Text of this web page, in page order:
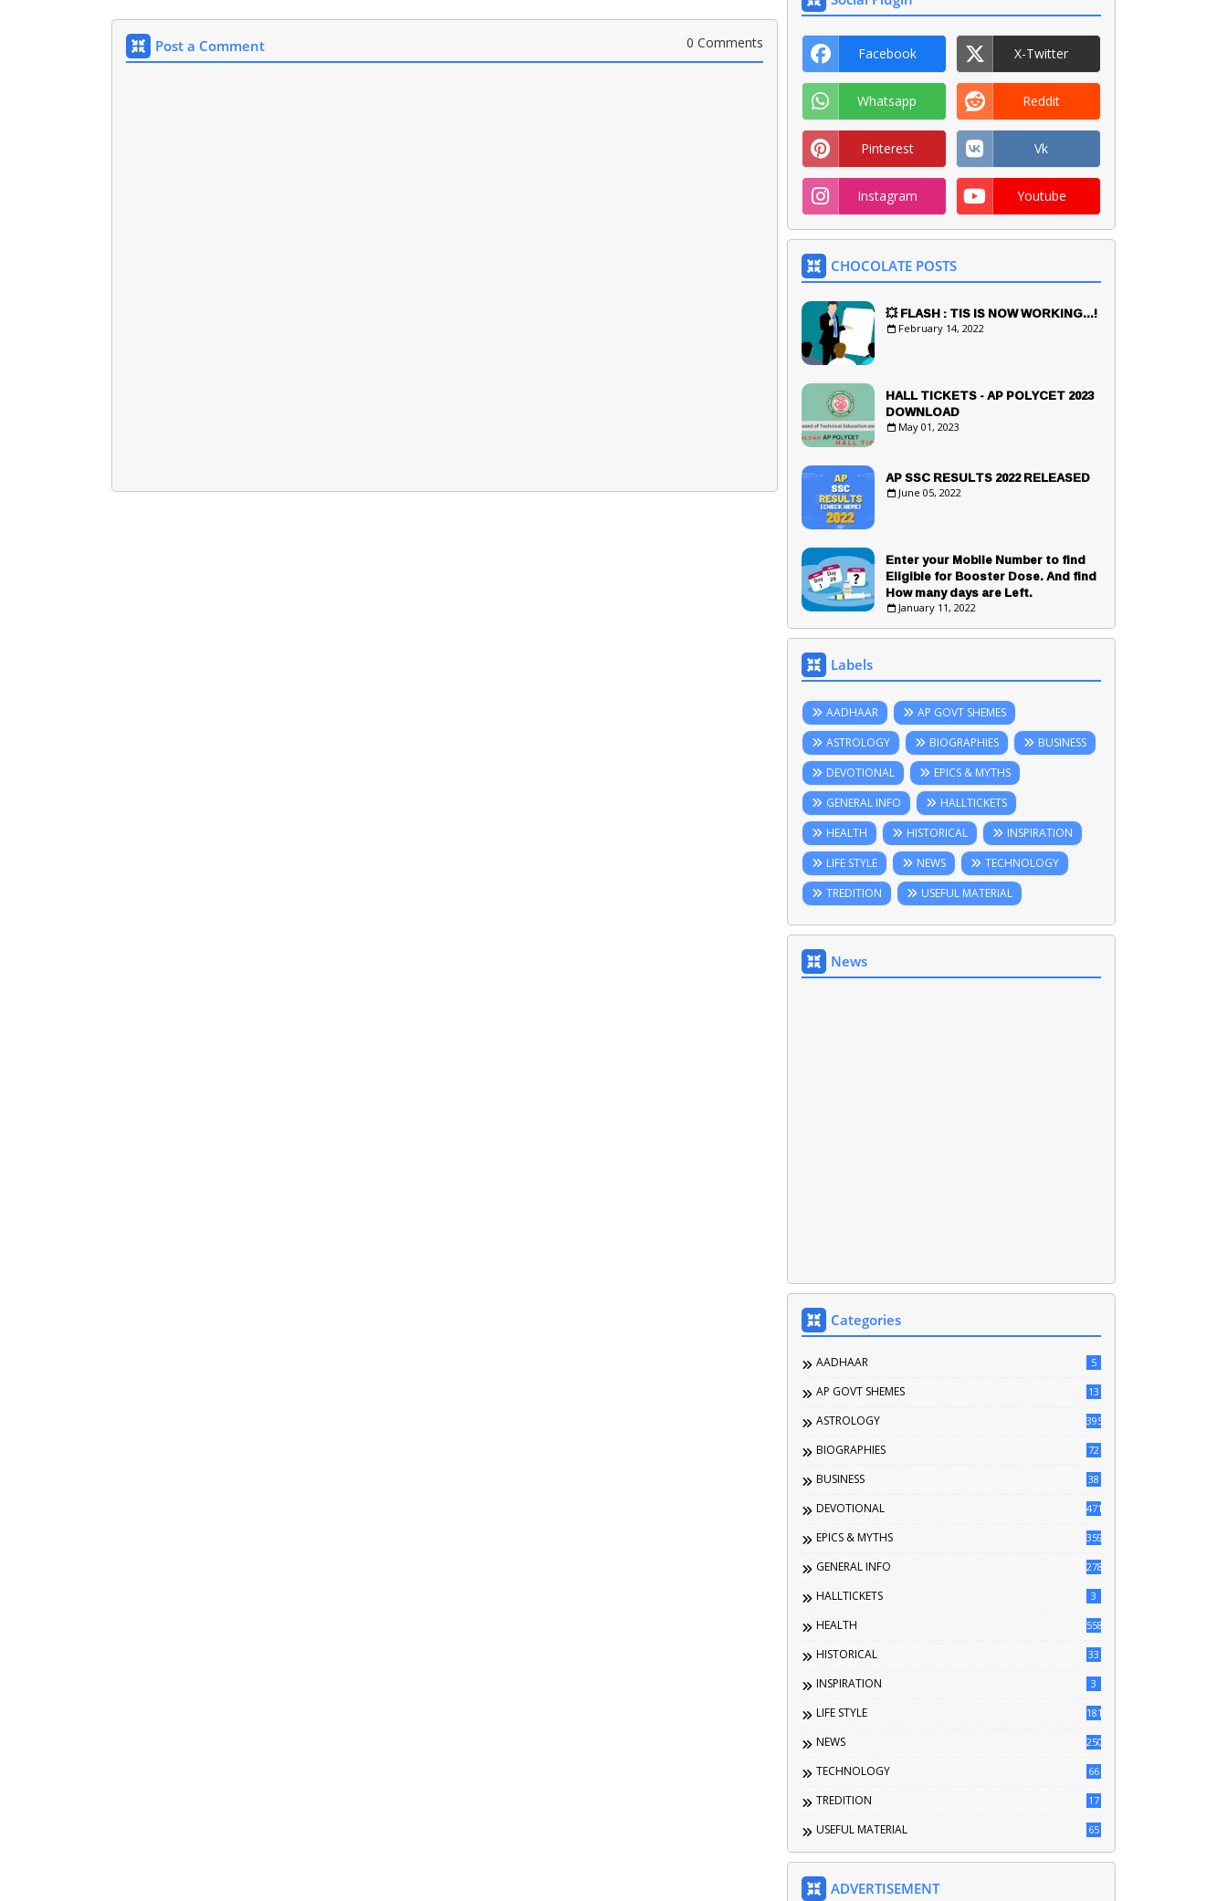
Post a Comment 0 Comments
Facebook X-Twitter
Whatsapp Reddit
Pinterest Vk
Instagram Youtube
CHOCOLATE POSTS
💥 FLASH : TIS IS NOW WORKING...!
February 14, 2022
HALL TICKETS - AP POLYCET 2023
DOWNLOAD
May 01, 2023
AP SSC RESULTS 2022 RELEASED
June 05, 2022
Enter your Mobile Number to find
Eligible for Booster Dose. And find
How many days are Left.
January 11, 2022
Labels
AADHAAR
AP GOVT SHEMES
ASTROLOGY
BIOGRAPHIES
BUSINESS
DEVOTIONAL
EPICS & MYTHS
GENERAL INFO
HALLTICKETS
HEALTH
HISTORICAL
INSPIRATION
LIFE STYLE
NEWS
TECHNOLOGY
TREDITION
USEFUL MATERIAL
News
Categories
AADHAAR 5
AP GOVT SHEMES 13
ASTROLOGY 395
BIOGRAPHIES 72
BUSINESS 38
DEVOTIONAL 471
EPICS & MYTHS 359
GENERAL INFO 2789
HALLTICKETS 3
HEALTH 558
HISTORICAL 33
INSPIRATION 3
LIFE STYLE 181
NEWS 250
TECHNOLOGY 66
TREDITION 17
USEFUL MATERIAL 65
ADVERTISEMENT